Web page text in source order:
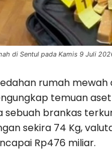
di Sentul pada Kamis 9 Juli
rumah mewah
temuan
brankas
sekira 74 Kg,
Rp476 miliar.